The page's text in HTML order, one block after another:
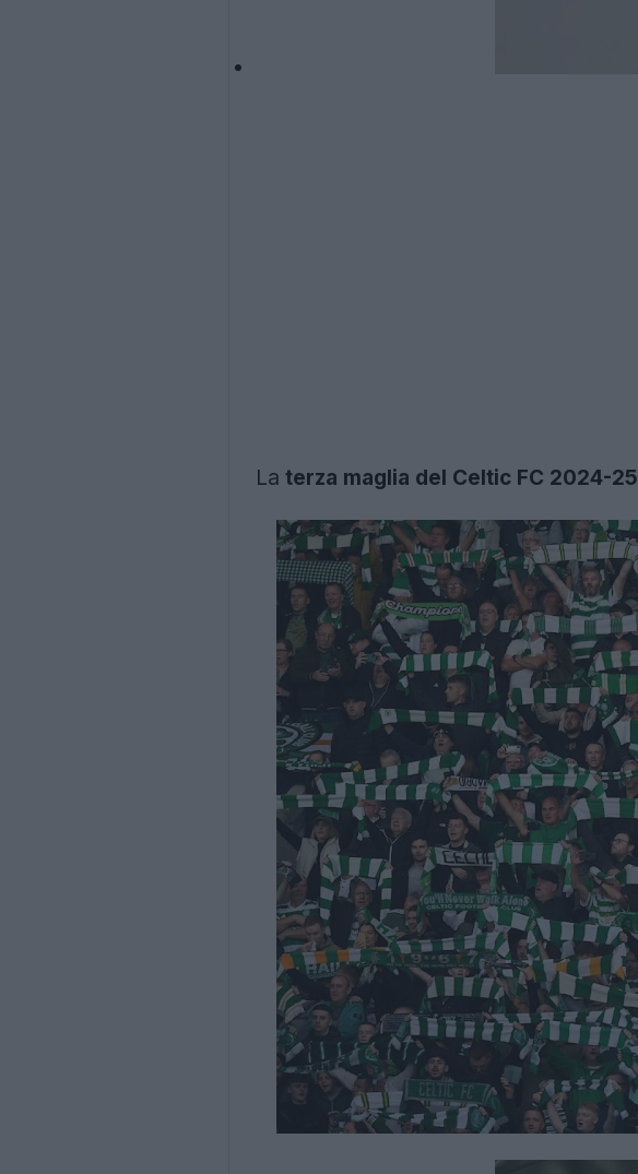
La terza maglia del Celtic FC 2024-25